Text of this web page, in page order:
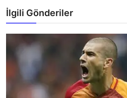
İlgili Gönderiler